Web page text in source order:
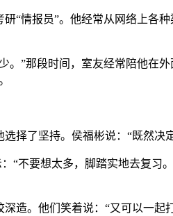
情报员”。他经常从网络上各
那段时间，室友经常陪他在外
了坚持。侯福彬说：“既然决
不要想太多，脚踏实地去复习
造。他们笑着说：“又可以一起